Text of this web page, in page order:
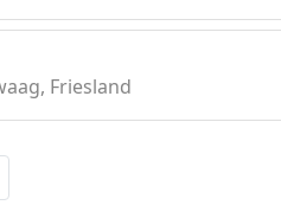
Friesland